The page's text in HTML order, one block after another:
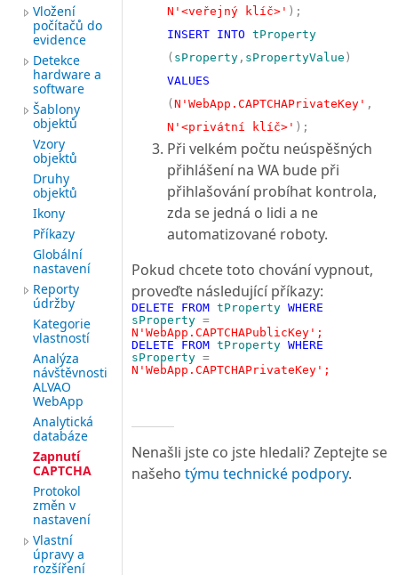
Vložení
počítačů do
evidence
Detekce
hardware a
software
Šablony
objektů
Vzory
objektů
Druhy
objektů
Ikony
Příkazy
Globální
nastavení
Reporty
údržby
Kategorie
vlastností
Analýza
návštěvnosti
ALVAO
WebApp
Analytická
databáze
Zapnutí
CAPTCHA
Protokol
změn v
nastavení
Vlastní
úpravy a
rozšíření
N'<veřejný klíč>' );
INSERT INTO tProperty
( sProperty , sPropertyValue )
VALUES
( N'WebApp.CAPTCHAPrivateKey' ,
N'<privátní klíč>' );
Při velkém počtu neúspěšných
přihlášení na WA bude při
přihlašování probíhat kontrola,
zda se jedná o lidi a ne
automatizované roboty.
Pokud chcete toto chování vypnout,
proveďte následující příkazy:
DELETE FROM tProperty WHERE
sProperty =
N'WebApp.CAPTCHAPublicKey';
DELETE
FROM tProperty WHERE
sProperty =
N'WebApp.CAPTCHAPrivateKey';
Nenašli jste co jste hledali? Zeptejte se
našeho týmu technické podpory.